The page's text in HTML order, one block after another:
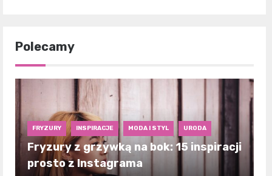
Polecamy
FRYZURY INSPIRACJE MODA I STYL URODA
Fryzury z grzywką na bok: 15 inspiracji
prosto z Instagrama